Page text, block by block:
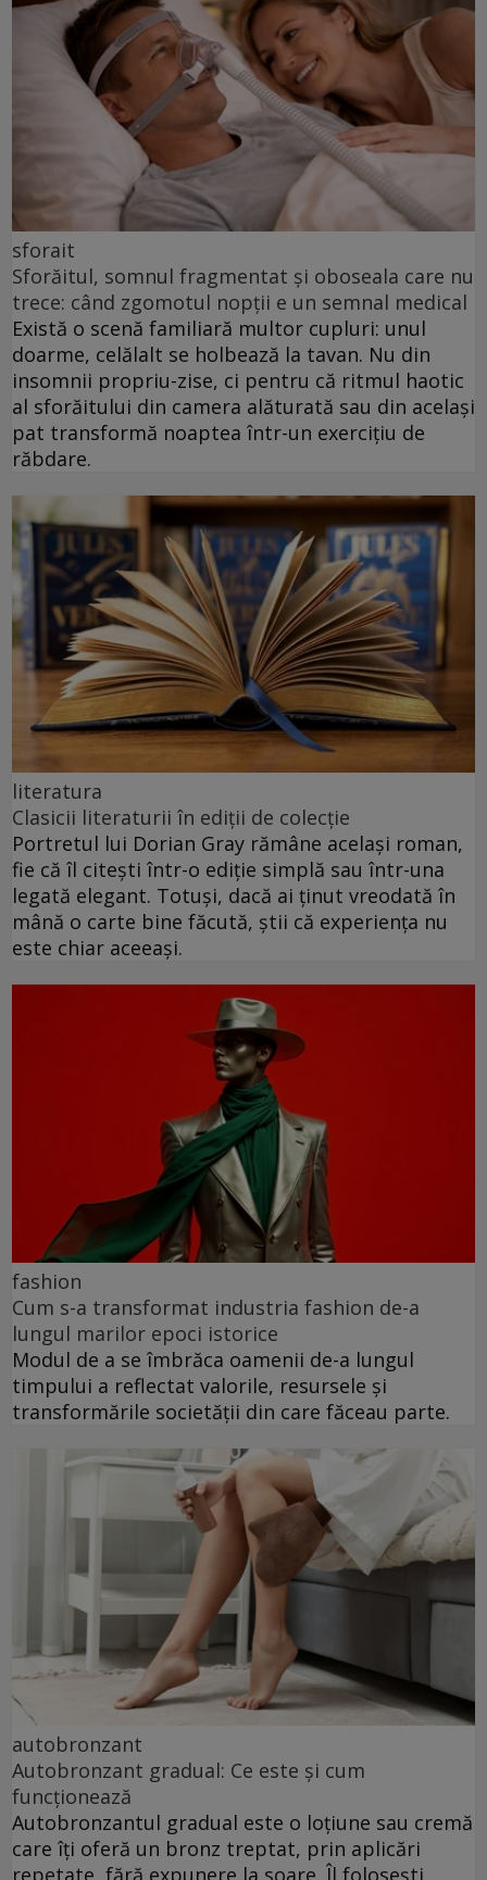
sforait
Sforăitul, somnul fragmentat și oboseala care nu
trece: când zgomotul nopții e un semnal medical
Există o scenă familiară multor cupluri: unul
doarme, celălalt se holbează la tavan. Nu din
insomnii propriu-zise, ci pentru că ritmul haotic
al sforăitului din camera alăturată sau din același
pat transformă noaptea într-un exercițiu de
răbdare.
literatura
Clasicii literaturii în ediții de colecție
Portretul lui Dorian Gray rămâne același roman,
fie că îl citești într-o ediție simplă sau într-una
legată elegant. Totuși, dacă ai ținut vreodată în
mână o carte bine făcută, știi că experiența nu
este chiar aceeași.
fashion
Cum s-a transformat industria fashion de-a
lungul marilor epoci istorice
Modul de a se îmbrăca oamenii de-a lungul
timpului a reflectat valorile, resursele și
transformările societății din care făceau parte.
autobronzant
Autobronzant gradual: Ce este și cum
funcționează
Autobronzantul gradual este o loțiune sau cremă
care îți oferă un bronz treptat, prin aplicări